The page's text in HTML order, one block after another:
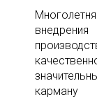
внедрения